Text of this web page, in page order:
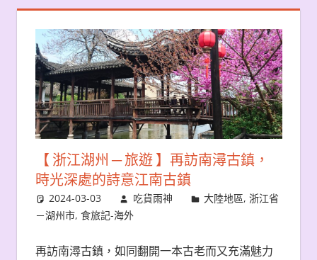
【 浙江湖州 ─ 旅遊 】再訪南潯古鎮，
時光深處的詩意江南古鎮
2024-03-03 吃貨雨神 大陸地區,浙江省
－湖州市, 食旅記-海外
再訪南潯古鎮，如同翻開一本古老而又充滿魅力